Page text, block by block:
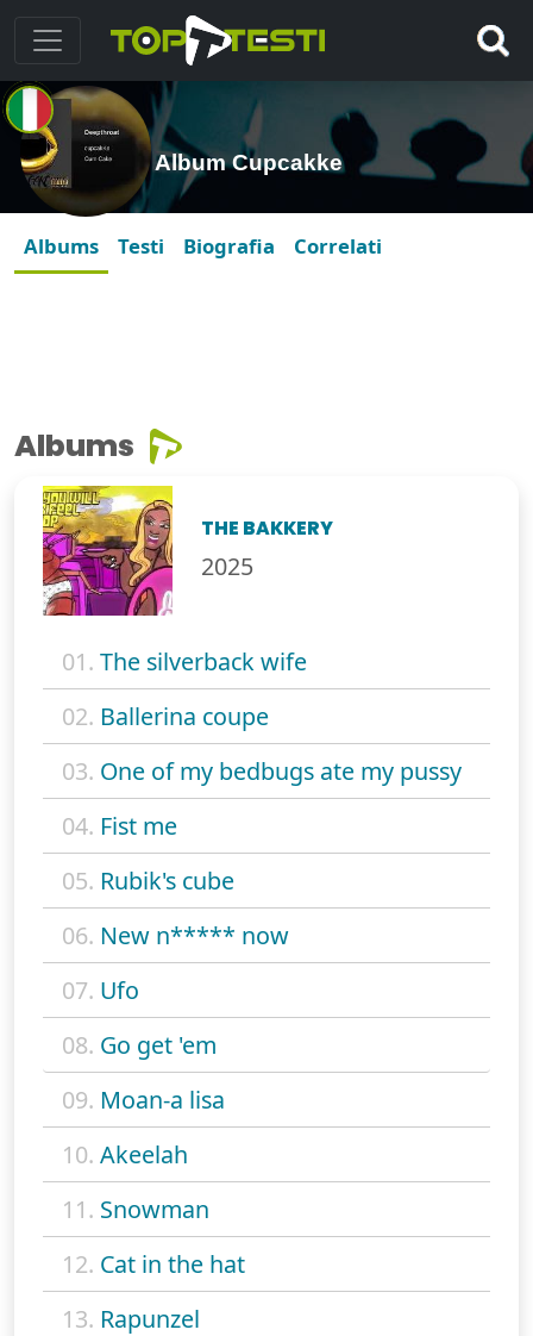
Album Cupcakke
Albums Testi Biografia Correlati
Albums
THE BAKKERY
2025
01. The silverback wife
02. Ballerina coupe
03. One of my bedbugs ate my pussy
04. Fist me
05. Rubik's cube
06. New n***** now
07. Ufo
08. Go get 'em
09. Moan-a lisa
10. Akeelah
11. Snowman
12. Cat in the hat
13. Rapunzel